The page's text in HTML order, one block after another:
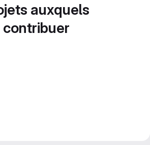
auxquels
contribuer